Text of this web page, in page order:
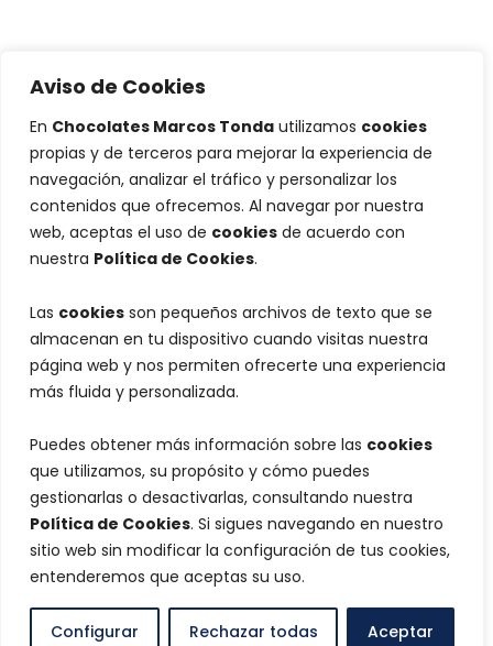
Aviso de Cookies
En Chocolates Marcos Tonda utilizamos cookies
propias y de terceros para mejorar la experiencia de
navegación, analizar el tráfico y personalizar los
contenidos que ofrecemos. Al navegar por nuestra
web, aceptas el uso de cookies de acuerdo con
nuestra Política de Cookies.
Las cookies son pequeños archivos de texto que se
almacenan en tu dispositivo cuando visitas nuestra
página web y nos permiten ofrecerte una experiencia
más fluida y personalizada.
Puedes obtener más información sobre las cookies
que utilizamos, su propósito y cómo puedes
gestionarlas o desactivarlas, consultando nuestra
Política de Cookies. Si sigues navegando en nuestro
sitio web sin modificar la configuración de tus cookies,
entenderemos que aceptas su uso.
Configurar Rechazar todas Aceptar